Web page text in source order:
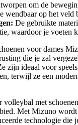
om de
wendbaar op het veld
De gebruikte
waardoor je voeten
voor dames
die je zal
zijn ideaal voor
terwijl ze een
volleybal met
Met Mizuno
technologie die